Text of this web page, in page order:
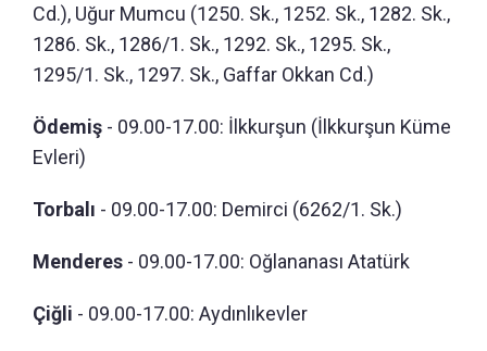
Cd.), Uğur Mumcu (1250. Sk., 1252. Sk., 1282. Sk.,
1286. Sk., 1286/1. Sk., 1292. Sk., 1295. Sk.,
1295/1. Sk., 1297. Sk., Gaffar Okkan Cd.)
Ödemiş - 09.00-17.00: İlkkurşun (İlkkurşun Küme
Evleri)
Torbalı - 09.00-17.00: Demirci (6262/1. Sk.)
Menderes - 09.00-17.00: Oğlananası Atatürk
Çiğli - 09.00-17.00: Aydınlıkevler